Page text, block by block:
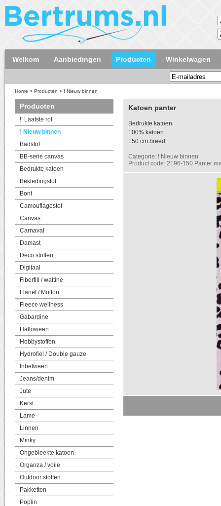
Welkom Aanbiedingen Producten Winkelwagen
Home > Producten > ! Nieuw binnen
Producten
!! Laatste rol
! Nieuw binnen
Badstof
BB-serie canvas
Bedrukte katoen
Bekledingstof
Bont
Camouflagestof
Canvas
Carnaval
Damast
Deco stoffen
Digitaal
Fiberfill / wattine
Flanel / Molton
Fleece wellness
Gabardine
Halloween
Hobbystoffen
Hydrofiel / Double gauze
Inbetween
Jeans/denim
Jute
Kerst
Lame
Linnen
Minky
Ongebleekte katoen
Organza / voile
Outdoor stoffen
Pakketten
Poplin
Katoen panter
Bedrukte katoen
100% katoen
150 cm breed
Categorie: ! Nieuw binnen
Product code: 2196-150 Panter